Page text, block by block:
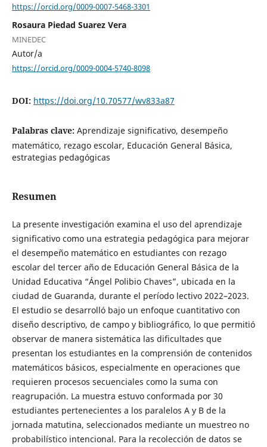
https://orcid.org/0009-0007-5468-3301
Rosaura Piedad Suarez Vera
MINEDEC
Autor/a
https://orcid.org/0009-0004-5740-8098
DOI: https://doi.org/10.70577/wv833a87
Palabras clave: Aprendizaje significativo, desempeño
matemático, rezago escolar, Educación General Básica,
estrategias pedagógicas
Resumen
La presente investigación examina el uso del aprendizaje
significativo como una estrategia pedagógica para mejorar
el desempeño matemático en estudiantes con rezago
escolar del tercer año de Educación General Básica de la
Unidad Educativa “Ángel Polibio Chaves”, ubicada en la
ciudad de Guaranda, durante el período lectivo 2022–2023.
El estudio se desarrolló bajo un enfoque cuantitativo con
diseño descriptivo, de campo y bibliográfico, lo que permitió
observar de manera sistemática las dificultades que
presentan los estudiantes en la comprensión de contenidos
matemáticos básicos, especialmente en operaciones que
requieren procesos secuenciales como la suma con
reagrupación. La muestra estuvo conformada por 30
estudiantes pertenecientes a los paralelos A y B de la
jornada matutina, seleccionados mediante un muestreo no
probabilístico intencional. Para la recolección de datos se